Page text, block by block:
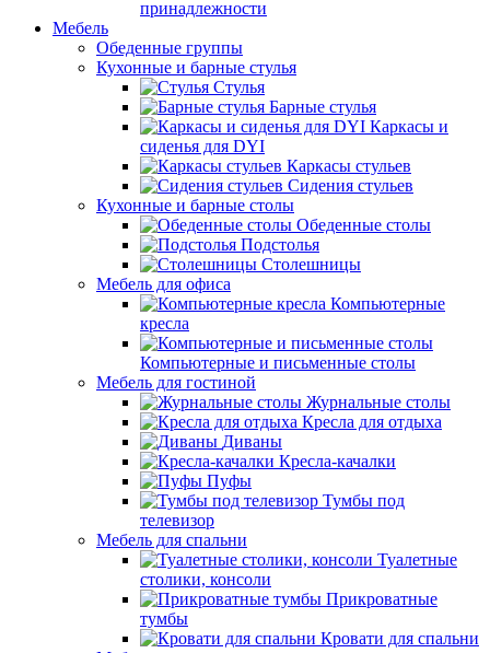
принадлежности
Мебель
Обеденные группы
Кухонные и барные стулья
Стулья
Барные стулья
Каркасы и
сиденья для DYI
Каркасы стульев
Сидения стульев
Кухонные и барные столы
Обеденные столы
Подстолья
Столешницы
Мебель для офиса
Компьютерные
кресла
Компьютерные и письменные столы
Мебель для гостиной
Журнальные столы
Кресла для отдыха
Диваны
Кресла-качалки
Пуфы
Тумбы под
телевизор
Мебель для спальни
Туалетные
столики, консоли
Прикроватные
тумбы
Кровати для спальни